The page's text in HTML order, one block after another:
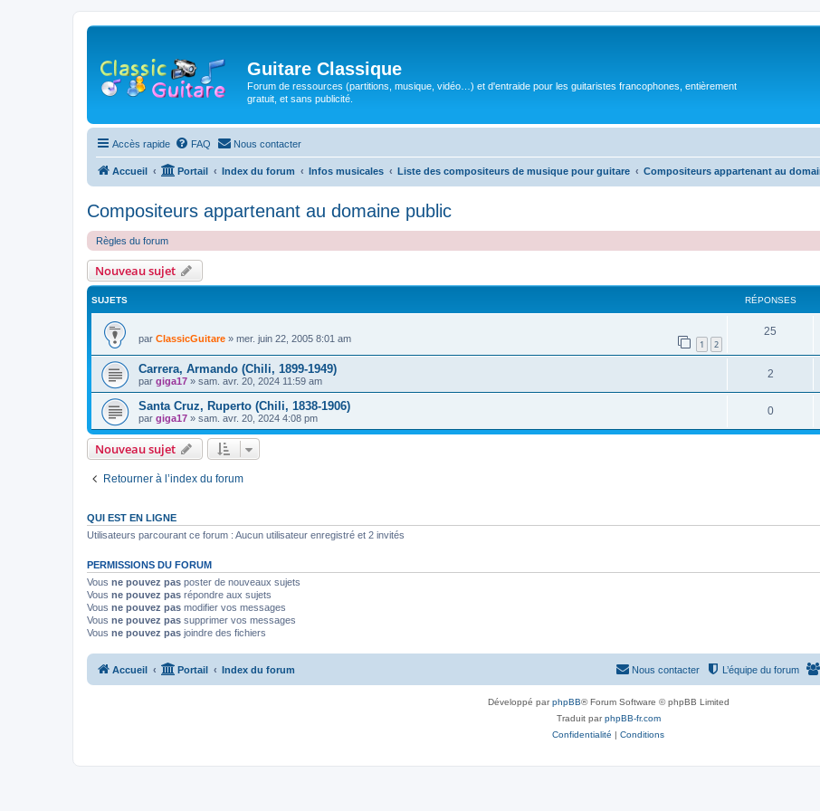
Guitare Classique
Forum de ressources (partitions, musique, vidéo…) et d'entraide pour les guitaristes francophones, entièrement
gratuit, et sans publicité.
Accès rapide FAQ Nous contacter
Accueil Portail Index du forum Infos musicales Liste des compositeurs de musique pour guitare Compositeurs appartenant au
Compositeurs appartenant au domaine public
Règles du forum
Nouveau sujet
SUJETS RÉPONSES
par ClassicGuitare » mer. juin 22, 2005 8:01 am 1 2
25
é
Carrera, Armando (Chili, 1899-1949)
par giga17 » sam. avr. 20, 2024 11:59 am
2R
é
Santa Cruz, Ruperto (Chili, 1838-1906)
par giga17 » sam. avr. 20, 2024 4:08 pm
0R
é
s
s
Nouveau sujet
Retourner à l’index du forum
QUI EST EN LIGNE
Utilisateurs parcourant ce forum : Aucun utilisateur enregistré et 2 invités
PERMISSIONS DU FORUM
Vous ne pouvez pas poster de nouveaux sujets
Vous ne pouvez pas répondre aux sujets
Vous ne pouvez pas modifier vos messages
Vous ne pouvez pas supprimer vos messages
Vous ne pouvez pas joindre des fichiers
Accueil Portail Index du forum L’équipe du forum
Nous contacter
Développé parphpBB® Forum Software © phpBB Limited
Traduit parphpBB-fr.com
Confidentialité | Conditions